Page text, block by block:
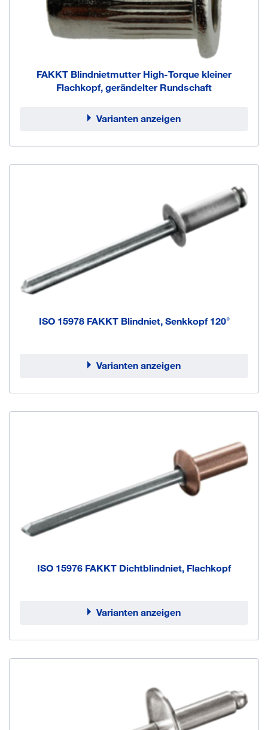
FAKKT Blindnietmutter High-Torque kleiner
Flachkopf, gerändelter Rundschaft
Varianten anzeigen
ISO 15978 FAKKT Blindniet, Senkkopf 120°
Varianten anzeigen
ISO 15976 FAKKT Dichtblindniet, Flachkopf
Varianten anzeigen